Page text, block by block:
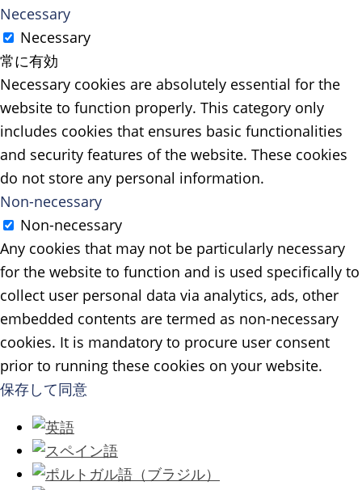
Necessary
Necessary
常に有効
Necessary cookies are absolutely essential for the
website to function properly. This category only
includes cookies that ensures basic functionalities
and security features of the website. These cookies
do not store any personal information.
Non-necessary
Non-necessary
Any cookies that may not be particularly necessary
for the website to function and is used specifically to
collect user personal data via analytics, ads, other
embedded contents are termed as non-necessary
cookies. It is mandatory to procure user consent
prior to running these cookies on your website.
保存して同意